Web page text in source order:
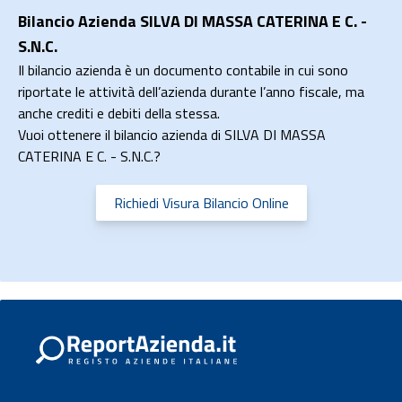
Bilancio Azienda SILVA DI MASSA CATERINA E C. -
S.N.C.
Il bilancio azienda è un documento contabile in cui sono
riportate le attività dell’azienda durante l’anno fiscale, ma
anche crediti e debiti della stessa.
Vuoi ottenere il bilancio azienda di SILVA DI MASSA
CATERINA E C. - S.N.C.?
Richiedi Visura Bilancio Online